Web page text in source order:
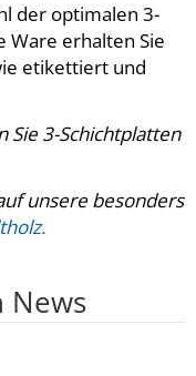
der optimalen 3-
Ware erhalten Sie
etikettiert und
3-Schichtplatten
unsere besonders
News